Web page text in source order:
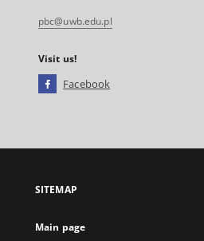
pbc@uwb.edu.pl
Visit us!
Facebook
open
new
SITEMAP
Main page